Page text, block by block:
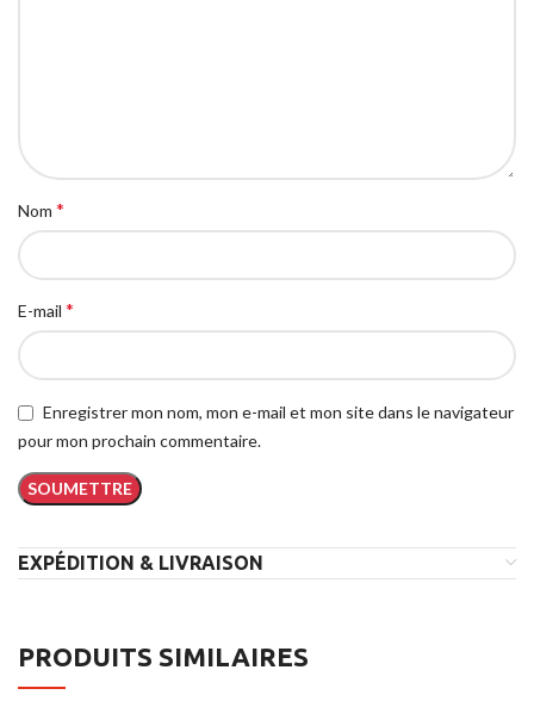
Nom *
E-mail *
Enregistrer mon nom, mon e-mail et mon site dans le navigateur
pour mon prochain commentaire.
EXPÉDITION & LIVRAISON
PRODUITS SIMILAIRES